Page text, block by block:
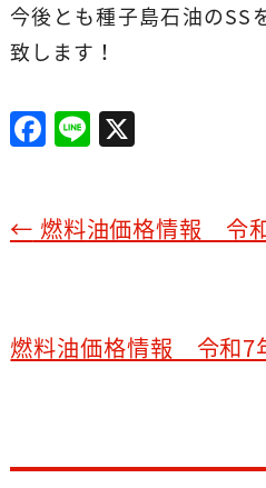
今後とも種子島石油のSS
致します！
F
a
e
o
k
Li
n
X
← 燃料油価格情報 令
燃料油価格情報 令和7